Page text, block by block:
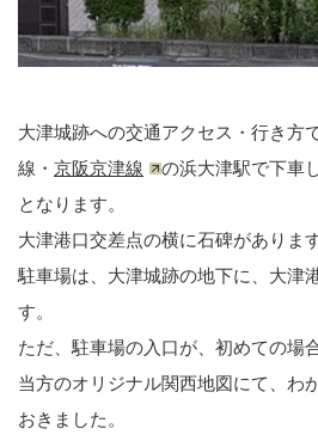
大津城跡への交通アクセス・行き方
線・ 京阪京津線
の浜大津駅で下車
となります。
大津港口交差点の横に石碑があります
駐車場は、大津城跡の地下に、大津
す。
ただ、駐車場の入口が、初めての場
当方のオリジナル関西地図にて、わ
おきました。